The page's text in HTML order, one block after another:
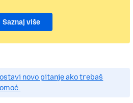
Saznaj više
novo pitanje ako trebaš